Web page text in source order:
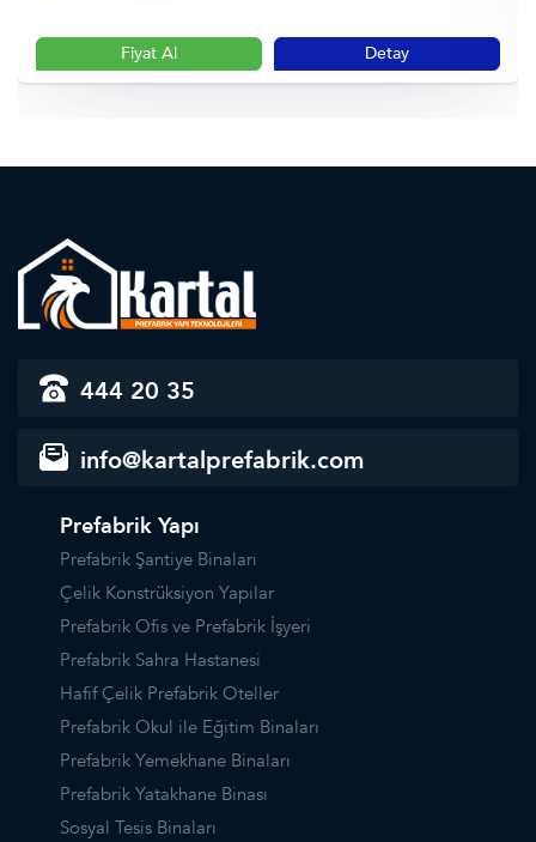
Fiyat Al Detay
444 20 35
info@kartalprefabrik.com
Prefabrik Yapı
Prefabrik Şantiye Binaları
Çelik Konstrüksiyon Yapılar
Prefabrik Ofis ve Prefabrik İşyeri
Prefabrik Sahra Hastanesi
Hafif Çelik Prefabrik Oteller
Prefabrik Okul ile Eğitim Binaları
Prefabrik Yemekhane Binaları
Prefabrik Yatakhane Binası
Sosyal Tesis Binaları